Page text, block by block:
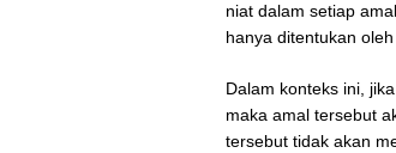
niat dalam setiap
hanya ditentukan
Dalam konteks ini,
maka amal tersebut
tersebut tidak akan